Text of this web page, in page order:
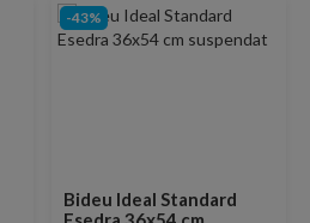
-43%
Bideu Ideal Standard